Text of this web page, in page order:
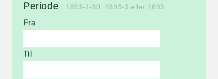
Periode 1893-1-30, 1893-3 eller 1893
Fra
Til